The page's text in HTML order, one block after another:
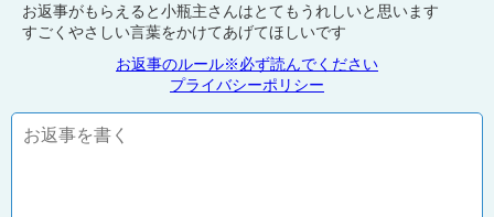
お返事がもらえると小瓶主さんはとてもうれしいと思います
すごくやさしい言葉をかけてあげてほしいです
お返事のルール※必ず読んでください
プライバシーポリシー